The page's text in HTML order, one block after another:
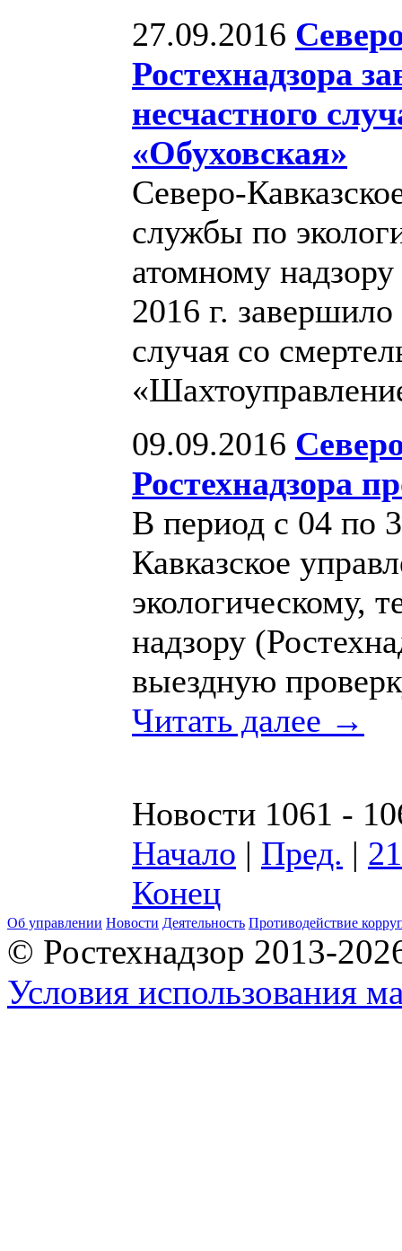
27.09.2016
Ростехнадзора
несчастного
«Обуховская»
Северо-
службы по
атомному
2016 г. завершило
случая со
09.09.2016
Ростехнадзора
В период с 04 по
Кавказское
экологическому,
надзору
выездную
Читать далее →
Новости 1061 -
Начало | Пред. |
Конец
Об управлении Новости Деятельность Противодействие
© Ростехнадзор 2013-
Условия использования